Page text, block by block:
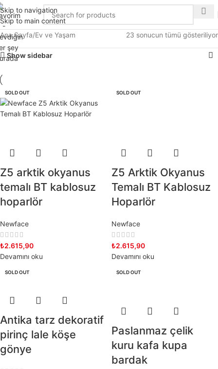
Skip to navigation
Skip to main content
Ana Sayfa Ev ve Yaşam 23 sonucun tümü gösteriliyor
Show sidebar
SOLD OUT
Z5 arktik okyanus
temalı BT kablosuz
hoparlör
Newface
₺2.615,90
Devamını oku
SOLD OUT
Z5 Arktik Okyanus
Temalı BT Kablosuz
Hoparlör
Newface
₺2.615,90
Devamını oku
SOLD OUT
Antika tarz dekoratif
pirinç lale köşe
gönye
SOLD OUT
Paslanmaz çelik
kuru kafa kupa
bardak